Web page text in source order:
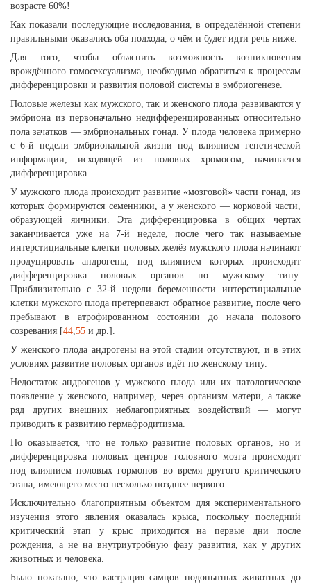
возрасте 60%!
Как показали последующие исследования, в определённой степени
правильными оказались оба подхода, о чём и будет идти речь ниже.
Для того, чтобы объяснить возможность возникновения
врождённого гомосексуализма, необходимо обратиться к процессам
дифференцировки и развития половой системы в эмбриогенезе.
Половые железы как мужского, так и женского плода развиваются у
эмбриона из первоначально недифференцированных относительно
пола зачатков — эмбриональных гонад. У плода человека примерно
с 6-й недели эмбриональной жизни под влиянием генетической
информации, исходящей из половых хромосом, начинается
дифференцировка.
У мужского плода происходит развитие «мозговой» части гонад, из
которых формируются семенники, а у женского — корковой части,
образующей яичники. Эта дифференцировка в общих чертах
заканчивается уже на 7-й неделе, после чего так называемые
интерстициальные клетки половых желёз мужского плода начинают
продуцировать андрогены, под влиянием которых происходит
дифференцировка половых органов по мужскому типу.
Приблизительно с 32-й недели беременности интерстициальные
клетки мужского плода претерпевают обратное развитие, после чего
пребывают в атрофированном состоянии до начала полового
созревания [44,55 и др.].
У женского плода андрогены на этой стадии отсутствуют, и в этих
условиях развитие половых органов идёт по женскому типу.
Недостаток андрогенов у мужского плода или их патологическое
появление у женского, например, через организм матери, а также
ряд других внешних неблагоприятных воздействий — могут
приводить к развитию гермафродитизма.
Но оказывается, что не только развитие половых органов, но и
дифференцировка половых центров головного мозга происходит
под влиянием половых гормонов во время другого критического
этапа, имеющего место несколько позднее первого.
Исключительно благоприятным объектом для экспериментального
изучения этого явления оказалась крыса, поскольку последний
критический этап у крыс приходится на первые дни после
рождения, а не на внутриутробную фазу развития, как у других
животных и человека.
Было показано, что кастрация самцов подопытных животных до